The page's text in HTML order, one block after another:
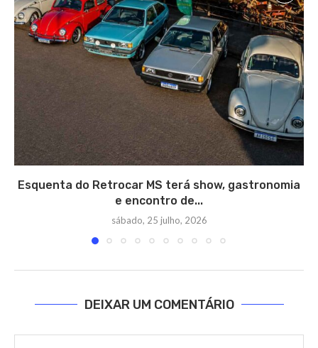
Esquenta do Retrocar MS terá show, gastronomia
e encontro de...
sábado, 25 julho, 2026
DEIXAR UM COMENTÁRIO